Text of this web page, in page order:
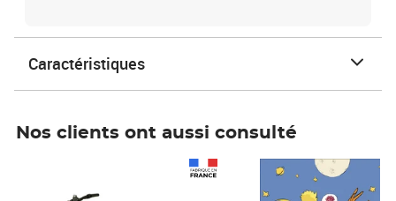
Caractéristiques
Nos clients ont aussi consulté
Prix 7,50€